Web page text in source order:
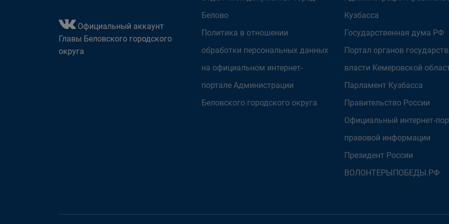
Официальный аккаунт
Главы Беловского городского
округа
Белово
Политика в отношении
обработки персональных данных
на официальном интернет-
портале Администрации
Беловского городского округа
Кузбасса
Государственная дума РФ
Портал органов
власти Кемеровской
Парламент Кузбасса
Правительство России
Официальный интернет-
правовой информации
Президент России
ВОЛОНТЕРЫПОБЕДЫ.РФ